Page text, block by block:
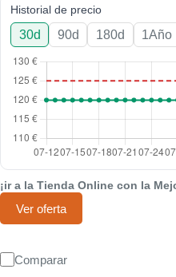
Historial de precio
30d 90d 180d 1Año
¡ir a la Tienda Online con la
Ver oferta
Comparar